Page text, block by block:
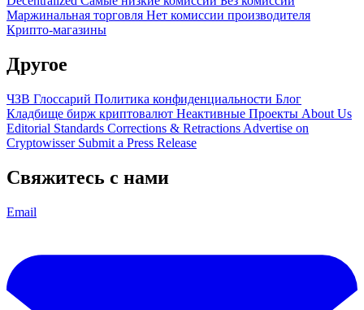
Маржинальная торговля Нет комиссии производителя
Крипто-магазины
Другое
ЧЗВ Глоссарий Политика конфиденциальности Блог
Кладбище бирж криптовалют Неактивные Проекты About Us
Editorial Standards Corrections & Retractions Advertise on
Cryptowisser Submit a Press Release
Свяжитесь с нами
Email